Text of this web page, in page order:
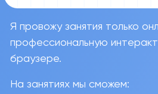
Я провожу занятия только
профессиональную
браузере.
На занятиях мы сможем: